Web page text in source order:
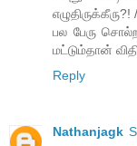
எழுதிருக்கீரு?!
பல பேரு
மட்டும்தான்
Reply
Nathanjagk